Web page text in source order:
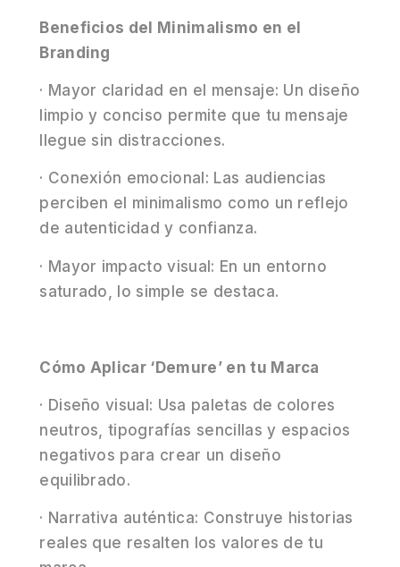
Beneficios del Minimalismo en el
Branding
· Mayor claridad en el mensaje: Un diseño
limpio y conciso permite que tu mensaje
llegue sin distracciones.
· Conexión emocional: Las audiencias
perciben el minimalismo como un reflejo
de autenticidad y confianza.
· Mayor impacto visual: En un entorno
saturado, lo simple se destaca.
Cómo Aplicar ‘Demure’ en tu Marca
· Diseño visual: Usa paletas de colores
neutros, tipografías sencillas y espacios
negativos para crear un diseño
equilibrado.
· Narrativa auténtica: Construye historias
reales que resalten los valores de tu